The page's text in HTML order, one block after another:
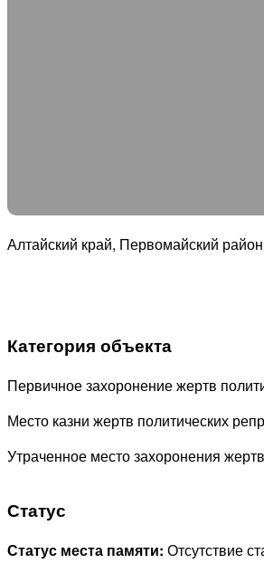
Алтайский край, Первомайский
Категория объекта
Первичное захоронение жертв
Место казни жертв политических
Утраченное место захоронения
Статус
Статус места памяти: Отсутствие